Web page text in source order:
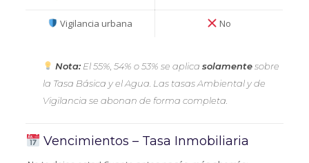
Vigilancia urbana No
Nota: El 55%, 54% o 53% se aplicasolamente sobre
la Tasa Básica y el Agua. Las tasas Ambiental y de
Vigilancia se abonan de forma completa.
Vencimientos – Tasa Inmobiliaria